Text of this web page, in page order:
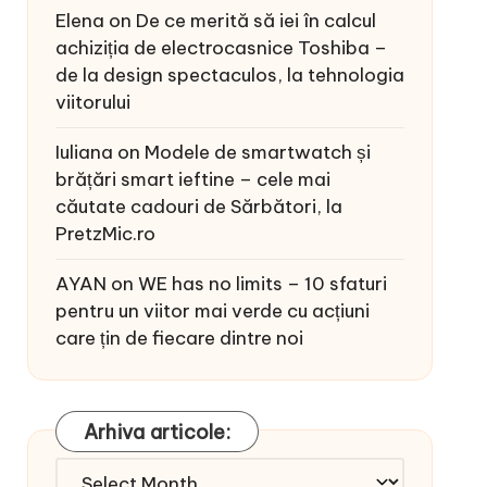
Elena on De ce merită să iei în calcul
achiziția de electrocasnice Toshiba –
de la design spectaculos, la tehnologia
viitorului
Iuliana on Modele de smartwatch și
brățări smart ieftine – cele mai
căutate cadouri de Sărbători, la
PretzMic.ro
AYAN on WE has no limits – 10 sfaturi
pentru un viitor mai verde cu acțiuni
care țin de fiecare dintre noi
Arhiva articole:
Arhiva